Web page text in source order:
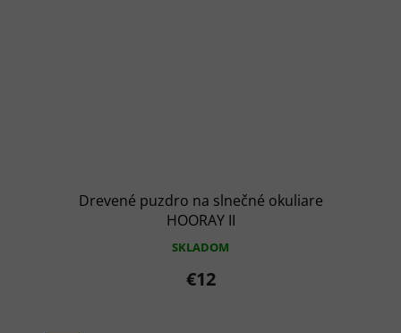
Drevené puzdro na slnečné okuliare
HOORAY II
SKLADOM
€12